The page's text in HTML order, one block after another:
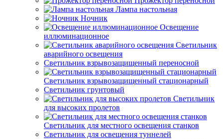
Лампа настольная
Ночник
Освещение
иллюминационное
Светильник
аварийного освещения
Светильник взрывозащищенный переносной
Светильник взрывозащищенный стационарный
Светильник грунтовый
Светильник
для высоких пролетов
Светильник для местного освещения станков
Светильник для освещения туннелей